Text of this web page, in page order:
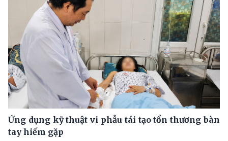
Ứng dụng kỹ thuật vi phẫu tái tạo tổn thương bàn
tay hiếm gặp